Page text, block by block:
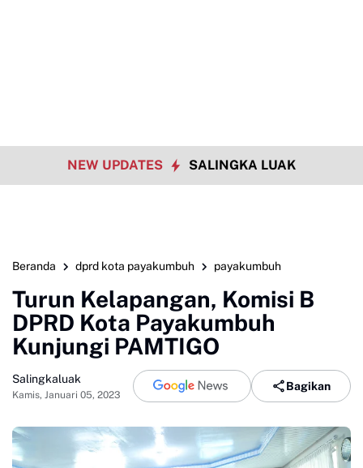
NEW UPDATES SALINGKA LUAK
Beranda dprd kota payakumbuh payakumbuh
Turun Kelapangan, Komisi B
DPRD Kota Payakumbuh
Kunjungi PAMTIGO
Salingkaluak
Kamis, Januari 05, 2023
Bagikan